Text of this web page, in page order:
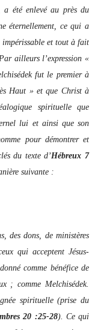
a été enlevé au près du
éternellement, ce qui a
impérissable et tout à fait
ailleurs l’expression «
fut le premier à
Haut » et que Christ à
spirituelle que
lui et ainsi que son
pour démontrer et
du texte d’Hébreux 7
suivante :
des dons, de ministères
qui acceptent Jésus-
comme bénéfice de
; comme Melchisédek.
spirituelle (prise du
20 :25-28). Ce qui